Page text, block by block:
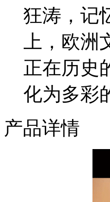
狂涛，记
上，欧
正在历史
化为多彩
产品详情